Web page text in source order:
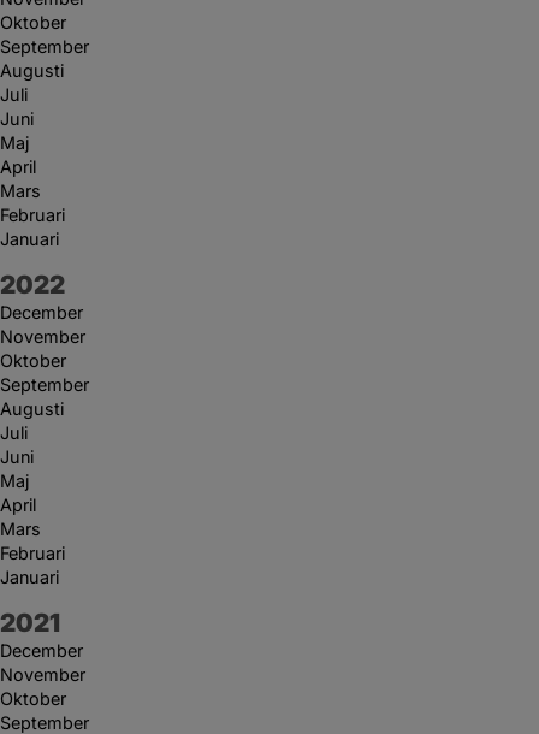
Oktober
September
Augusti
Juli
Juni
Maj
April
Mars
Februari
Januari
År:
2022
December
November
Oktober
September
Augusti
Juli
Juni
Maj
April
Mars
Februari
Januari
År:
2021
December
November
Oktober
September